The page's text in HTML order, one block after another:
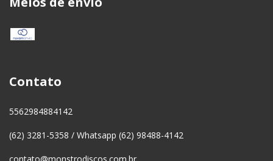
Contato
5562984884142
(62) 3281-5358 / Whatsapp (62) 98488-4142